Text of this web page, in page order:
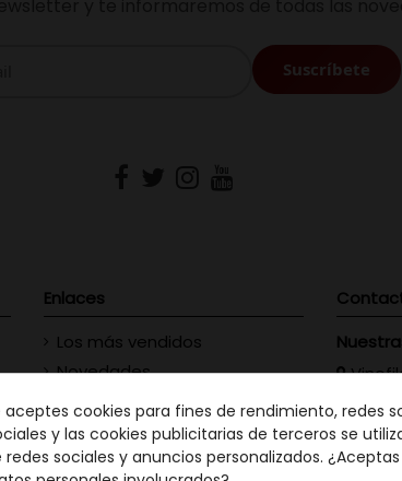
Enlaces
Los más vendidos
Novedades
Contacte con nosotros
GC:
cookies para fines de rendimiento, redes
y las cookies publicitarias de terceros se
sociales y anuncios personalizados.